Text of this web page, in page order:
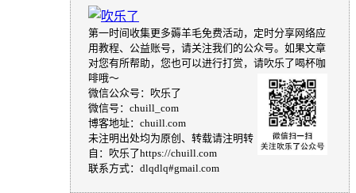
第一时间收集更多薅羊毛免费活动，定时分享网络应
用教程、公益账号，请关注我们的公众号。如果文章
对您有所帮助，您也可以进行打赏，请吹乐了喝杯咖
啡哦～
微信公众号：吹乐了
微信号：chuill_com
博客地址：chuill.com
未注明出处均为原创、转载请注明转
自：吹乐了https://chuill.com
联系方式：dlqdlq#gmail.com